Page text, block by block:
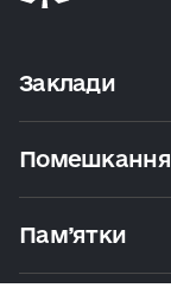
Заклади
Помешкання
Пам’ятки